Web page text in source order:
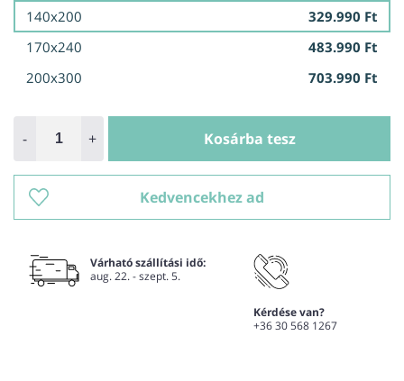
140x200
329.990 Ft
170x240
483.990 Ft
200x300
703.990 Ft
- + Kosárba tesz
Kedvencekhez ad
Várható szállítási idő:
aug. 22. - szept. 5.
Kérdése van?
+36 30 568 1267